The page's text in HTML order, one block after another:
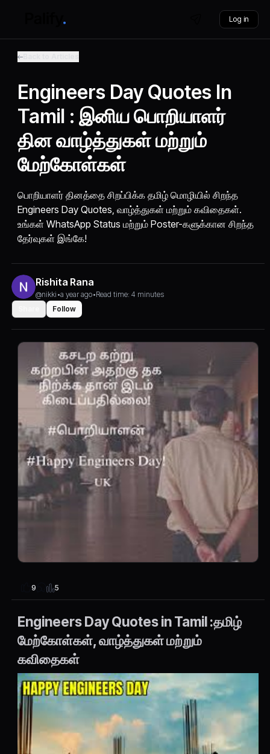
Log in
Engineers Day Quotes In
Tamil : இனிய பொறியாளர்
தின வாழ்த்துகள் மற்றும்
மேற்கோள்கள்
பொறியாளர் தினத்தை சிறப்பிக்க தமிழ் மொழியில் சிறந்த
Engineers Day Quotes, வாழ்த்துகள் மற்றும் கவிதைகள்.
உங்கள் WhatsApp Status மற்றும் Poster-களுக்கான சிறந்த
தேர்வுகள் இங்கே!
Rishita Rana
@nikki •a year ago•Read time: 4 minutes
Follow
9 5
Engineers Day Quotes in Tamil :தமிழ்
மேற்கோள்கள், வாழ்த்துகள் மற்றும்
கவிதைகள்